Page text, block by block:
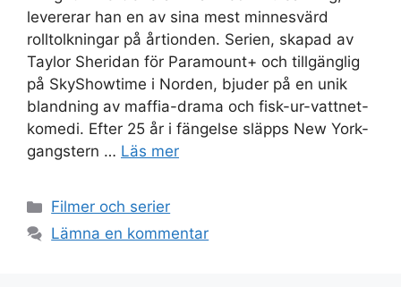
levererar han en av sina mest minnesvärd
rolltolkningar på årtionden. Serien, skapad av
Taylor Sheridan för Paramount+ och tillgänglig
på SkyShowtime i Norden, bjuder på en unik
blandning av maffia-drama och fisk-ur-vattnet-
komedi. Efter 25 år i fängelse släpps New York-
gangstern … Läs mer
Kategorier
Filmer och serier
Lämna en kommentar